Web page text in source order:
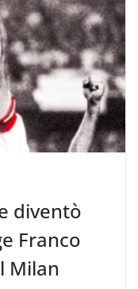
diventò
Franco
Milan